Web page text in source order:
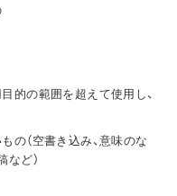
的の範囲を超えて使用し、
の（空書き込み、意味のな
ど）